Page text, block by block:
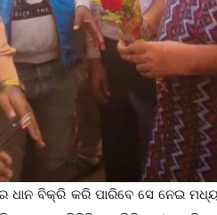
ଧାନ ବିକ୍ରି କରି ପାରିବେ ସେ ନେଇ